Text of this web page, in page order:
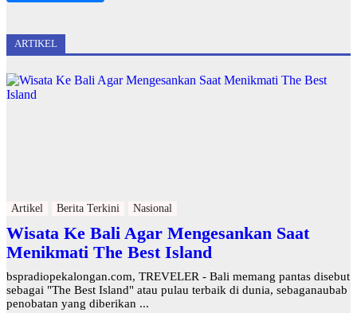
ARTIKEL
Artikel Berita Terkini Nasional
Wisata Ke Bali Agar Mengesankan Saat
Menikmati The Best Island
bspradiopekalongan.com, TREVELER - Bali memang pantas disebut
sebagai "The Best Island" atau pulau terbaik di dunia, sebaganaubab
penobatan yang diberikan ...